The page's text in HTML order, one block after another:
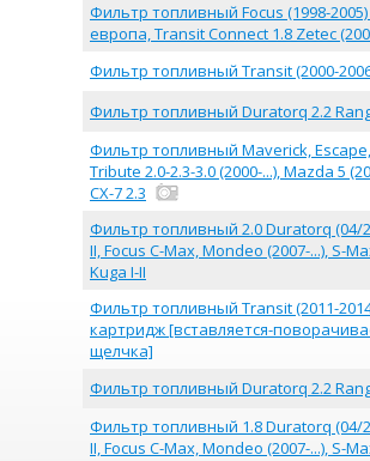
Фильтр топливный Focus (1998-2005)
европа, Transit Connect 1.8 Zetec
Фильтр топливный Transit (2000-
Фильтр топливный Duratorq 2.2
Фильтр топливный Maverick,
Tribute 2.0-2.3-3.0 (2000-...), Mazda 5
CX-7 2.3
Фильтр топливный 2.0 Duratorq (04/
II, Focus C-Max, Mondeo (2007-...), S-
Kuga I-II
Фильтр топливный Transit (2011-
картридж [вставляется-
щелчка]
Фильтр топливный Duratorq 2.2
Фильтр топливный 1.8 Duratorq (04/
II, Focus C-Max, Mondeo (2007-...), S-